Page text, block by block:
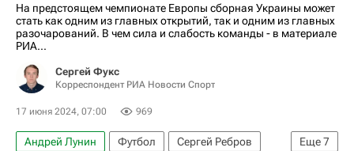
На предстоящем чемпионате Европы сборная Украины может
стать как одним из главных открытий, так и одним из главных
разочарований. В чем сила и слабость команды - в материале
РИА...
Сергей Фукс
Корреспондент РИА Новости Спорт
17 июня 2024, 07:00 969
Еще7
Андрей Лунин Футбол
Сергей Ребров